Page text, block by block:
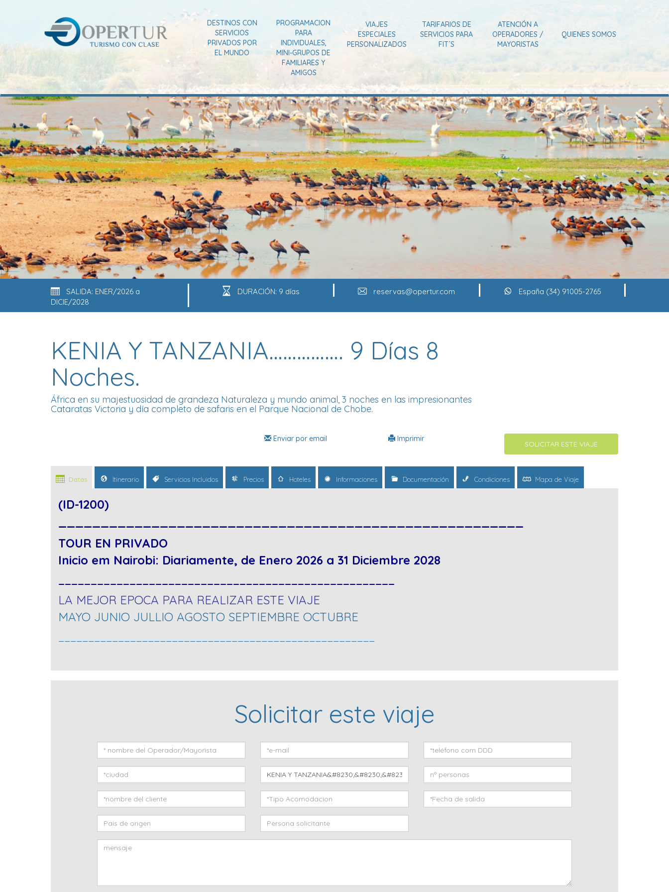
DESTINOS CON
SERVICIOS
PRIVADOS POR
EL MUNDO
PROGRAMACION
PARA
INDIVIDUALES,
MINI-GRUPOS DE
FAMILIARES Y
AMIGOS
VIAJES
ESPECIALES
PERSONALIZADOS
TARIFARIOS DE
SERVICIOS PARA
FIT´S
ATENCIÓN A
OPERADORES /
MAYORISTAS
QUIENES SOMOS
SALIDA: ENER/2026 a
DICIE/2028
DURACIÓN: 9 días reservas@opertur.com España (34) 91005-2765
KENIA Y TANZANIA……………. 9 Días 8
Noches.
África en su majestuosidad de grandeza Naturaleza y mundo animal, 3 noches en las impresionantes
Cataratas Victoria y día completo de safaris en el Parque Nacional de Chobe.
SOLICITAR ESTE VIAJE
Imprimir
Enviar por email
Datas Itinerario Servicios Incluidos Precios Hoteles Informaciones Documentación Condiciones Mapa de Viaje
(ID-1200)
TOUR EN PRIVADO
Inicio em Nairobi: Diariamente, de Enero 2026 a 31 Diciembre 2028
LA MEJOR EPOCA PARA REALIZAR ESTE VIAJE
MAYO JUNIO JULLIO AGOSTO SEPTIEMBRE OCTUBRE
Solicitar este viaje